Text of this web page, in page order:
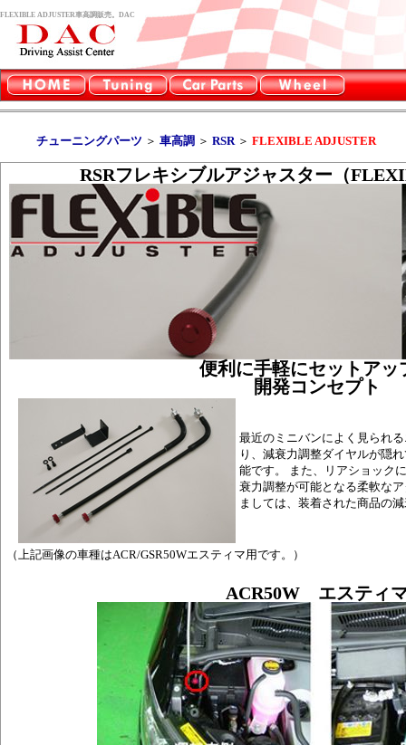
FLEXIBLE ADJUSTER車高調販売。DAC
チューニングパーツ ＞ 車高調 ＞ RSR＞ FLEXIBLE ADJUSTER
RSRフレキシブルアジャスター（
便利に手軽にセットアッ
開発コンセプト
最近のミニバンによく見られ
り、減衰力調整ダイヤルが隠
能です。 また、リアショック
衰力調整が可能となる柔軟な
ましては、装着された商品の
（上記画像の車種はACR/GSR50Wエスティマ用です。）
ACR50W エスティ